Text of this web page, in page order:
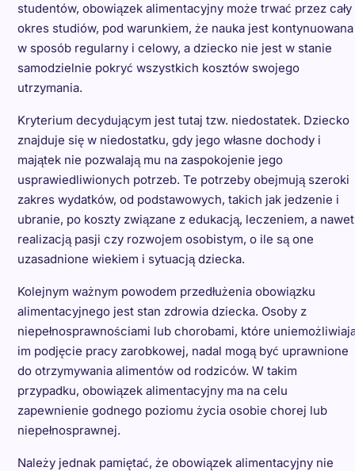
studentów, obowiązek alimentacyjny może trwać przez cały
okres studiów, pod warunkiem, że nauka jest kontynuowana
w sposób regularny i celowy, a dziecko nie jest w stanie
samodzielnie pokryć wszystkich kosztów swojego
utrzymania.
Kryterium decydującym jest tutaj tzw. niedostatek. Dziecko
znajduje się w niedostatku, gdy jego własne dochody i
majątek nie pozwalają mu na zaspokojenie jego
usprawiedliwionych potrzeb. Te potrzeby obejmują szeroki
zakres wydatków, od podstawowych, takich jak jedzenie i
ubranie, po koszty związane z edukacją, leczeniem, a nawet
realizacją pasji czy rozwojem osobistym, o ile są one
uzasadnione wiekiem i sytuacją dziecka.
Kolejnym ważnym powodem przedłużenia obowiązku
alimentacyjnego jest stan zdrowia dziecka. Osoby z
niepełnosprawnościami lub chorobami, które
im podjęcie pracy zarobkowej, nadal mogą być uprawnione
do otrzymywania alimentów od rodziców. W takim
przypadku, obowiązek alimentacyjny ma na celu
zapewnienie godnego poziomu życia osobie chorej lub
niepełnosprawnej.
Należy jednak pamiętać, że obowiązek alimentacyjny nie